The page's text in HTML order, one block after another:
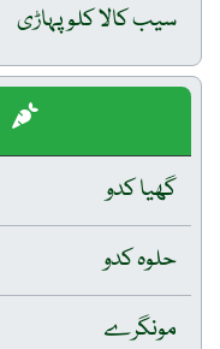
سیب کالا کلو پہاڑی
گھیا کدو
حلوہ کدو
مونگرے